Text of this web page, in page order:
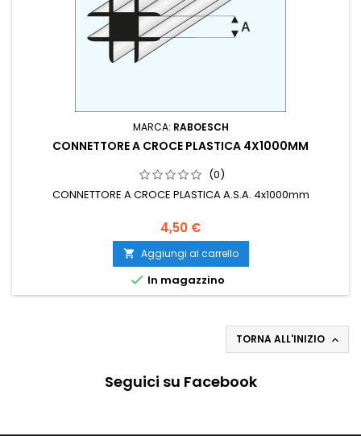
MARCA: RABOESCH
CONNETTORE A CROCE PLASTICA 4X1000MM
(0)
CONNETTORE A CROCE PLASTICA A.S.A. 4x1000mm
4,50 €
 Aggiungi al carrello
 In magazzino
TORNA ALL'INIZIO 
Seguici su Facebook